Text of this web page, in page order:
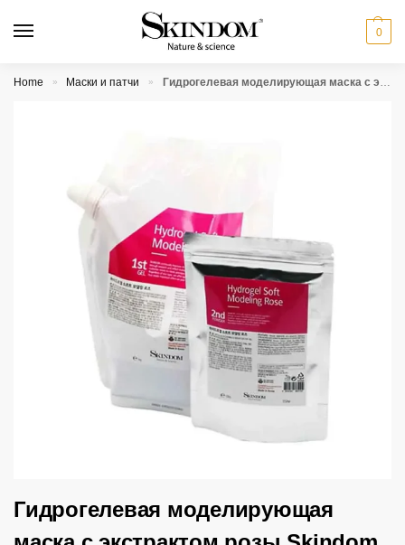
0
Home » Маски и патчи » Гидрогелевая моделирующая маска с экстрактом розы Skindom Hydrogel Soft Modeling Rose
Гидрогелевая моделирующая